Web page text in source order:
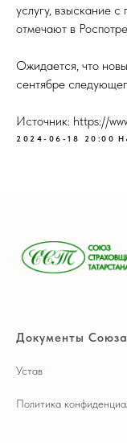
услугу, взыскание
отмечают в
Ожидается, что
сентябре
Источник: https://
2024-06-18 20:00
Документы Союза
Устав
Политика